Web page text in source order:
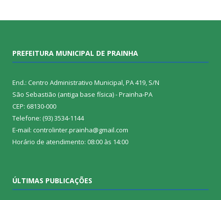
PREFEITURA MUNICIPAL DE PRAINHA
End.: Centro Administrativo Municipal, PA 419, S/N
São Sebastião (antiga base física) - Prainha-PA
CEP: 68130-000
Telefone: (93) 3534-1144
E-mail: controlinter.prainha@gmail.com
Horário de atendimento: 08:00 às 14:00
ÚLTIMAS PUBLICAÇÕES